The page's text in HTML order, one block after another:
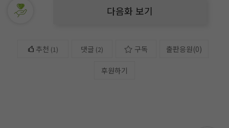
다음화 보기
추천 (1) 댓글 (2) 구독 출판응원(0)
후원하기